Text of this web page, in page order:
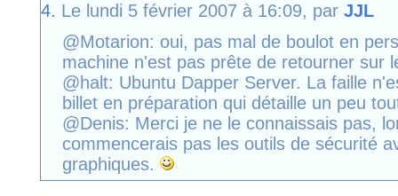
4. Le lundi 5 février 2007 à 16:09, par JJL
@Motarion: oui, pas mal de boulot en
machine n'est pas prête de retourner sur
@halt: Ubuntu Dapper Server. La faille
billet en préparation qui détaille un peu
@Denis: Merci je ne le connaissais pas,
commencerais pas les outils de sécurité
graphiques.